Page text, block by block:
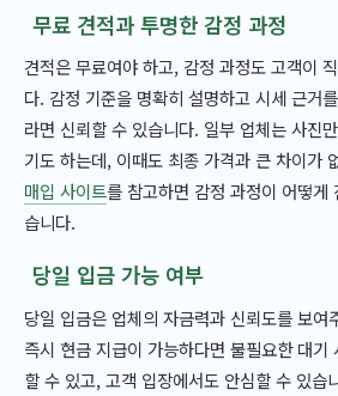
무료 견적과 투명한 감정 과정
견적은 무료여야 하고, 감정 과정도 고객이
다. 감정 기준을 명확히 설명하고 시세 근거
라면 신뢰할 수 있습니다. 일부 업체는 사진
기도 하는데, 이때도 최종 가격과 큰 차이가
매입 사이트를 참고하면 감정 과정이 어떻게
습니다.
당일 입금 가능 여부
당일 입금은 업체의 자금력과 신뢰도를 보여
즉시 현금 지급이 가능하다면 불필요한 대기
할 수 있고, 고객 입장에서도 안심할 수 있습